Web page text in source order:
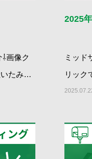
画像ク
たみ不
2025
ミッド
リック
｜新築